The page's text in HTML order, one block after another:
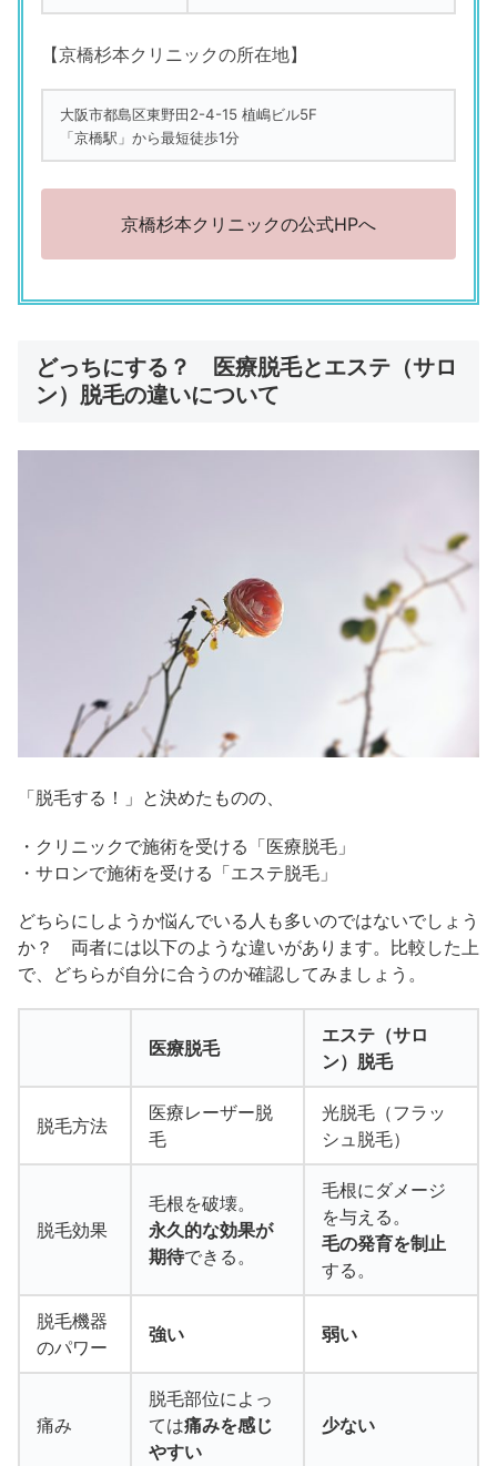
【京橋杉本クリニックの所在地】
大阪市都島区東野田2-4-15 植嶋ビル5F
「京橋駅」から最短徒歩1分
京橋杉本クリニックの公式HPへ
どっちにする？ 医療脱毛とエステ（サロ
ン）脱毛の違いについて
「脱毛する！」と決めたものの、
・クリニックで施術を受ける「医療脱毛」
・サロンで施術を受ける「エステ脱毛」
どちらにしようか悩んでいる人も多いのではないでしょう
か？ 両者には以下のような違いがあります。比較した上
で、どちらが自分に合うのか確認してみましょう。
医療脱毛
エステ（サロ
ン）脱毛
脱毛方法
医療レーザー脱
毛
光脱毛（フラッ
シュ脱毛）
脱毛効果
毛根を破壊。
永久的な効果が
期待できる。
毛根にダメージ
を与える。
毛の発育を制止
する。
脱毛機器
のパワー
強い 弱い
痛み
脱毛部位によっ
ては痛みを感じ
やすい
少ない